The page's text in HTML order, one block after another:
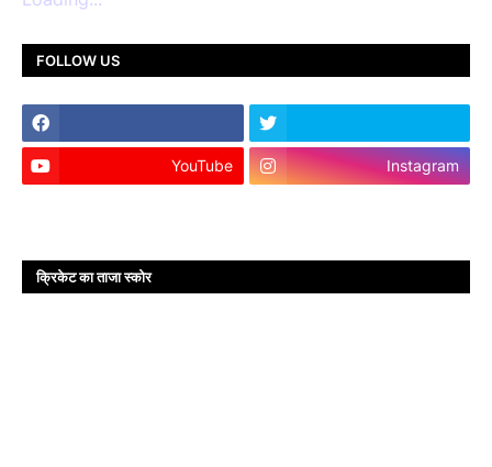
FOLLOW US
YouTube Instagram
क्रिकेट का ताजा स्कोर